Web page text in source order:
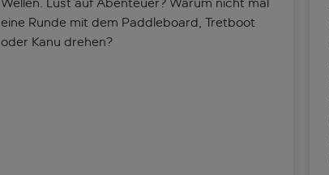
Wellen. Lust auf Abenteuer? Warum nicht mal
eine Runde mit dem Paddleboard, Tretboot
oder Kanu drehen?